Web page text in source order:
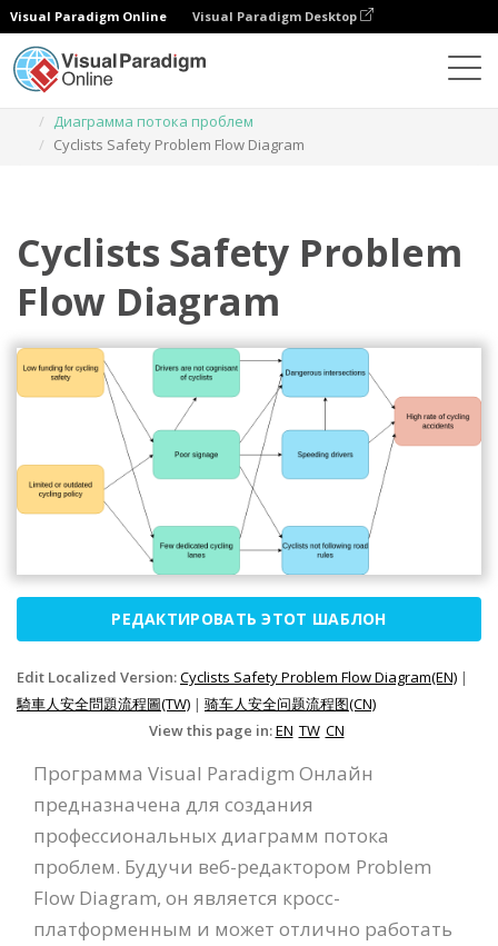
Visual Paradigm Online Visual Paradigm Desktop
Диаграмма потока проблем
Cyclists Safety Problem Flow Diagram
Cyclists Safety Problem
Flow Diagram
РЕДАКТИРОВАТЬ ЭТОТ ШАБЛОН
Edit Localized Version:Cyclists Safety Problem Flow Diagram(EN) |
騎車人安全問題流程圖(TW) | 骑车人安全问题流程图(CN)
View this page in:EN TW CN
Программа Visual Paradigm Онлайн
предназначена для создания
профессиональных диаграмм потока
проблем. Будучи веб-редактором Problem
Flow Diagram, он является кросс-
платформенным и может отлично работать